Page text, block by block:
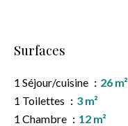
Surfaces
1 Séjour/cuisine
26 m²
1 Toilettes
3 m²
1 Chambre
12 m²